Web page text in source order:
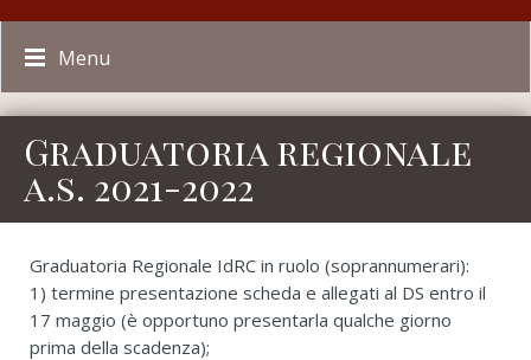
Menu
Graduatoria regionale
a.s. 2021-2022
Graduatoria Regionale IdRC in ruolo (soprannumerari):
1) termine presentazione scheda e allegati al DS entro il
17 maggio (è opportuno presentarla qualche giorno
prima della scadenza);